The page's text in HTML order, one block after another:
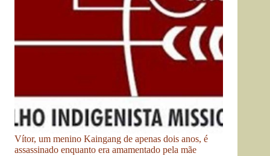
Vítor, um menino Kaingang de apenas dois anos, é
assassinado enquanto era amamentado pela mãe